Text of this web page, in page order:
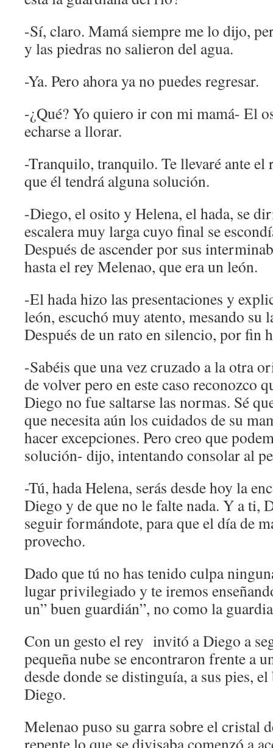
-Sí, claro. Mamá siempre me lo dijo,
y las piedras no salieron del agua.
-Ya. Pero ahora ya no puedes regresar.
-¿Qué? Yo quiero ir con mi mamá- El
echarse a llorar.
-Tranquilo, tranquilo. Te llevaré ante el
que él tendrá alguna solución.
-Diego, el osito y Helena, el hada, se
escalera muy larga cuyo final se
Después de ascender por sus
hasta el rey Melenao, que era un león.
-El hada hizo las presentaciones y
león, escuchó muy atento, mesando su
Después de un rato en silencio, por fin
-Sabéis que una vez cruzado a la otra
de volver pero en este caso reconozco
Diego no fue saltarse las normas. Sé
que necesita aún los cuidados de su
hacer excepciones. Pero creo que
solución- dijo, intentando consolar al
-Tú, hada Helena, serás desde hoy la
Diego y de que no le falte nada. Y a ti,
seguir formándote, para que el día de
provecho.
Dado que tú no has tenido culpa
lugar privilegiado y te iremos
un” buen guardián”, no como la
Con un gesto el rey invitó a Diego a
pequeña nube se encontraron frente a
desde donde se distinguía, a sus pies,
Diego.
Melenao puso su garra sobre el cristal
repente lo que se divisaba comenzó a